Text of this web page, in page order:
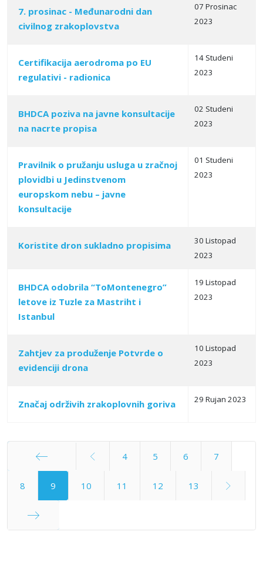
7. prosinac - Međunarodni dan
civilnog zrakoplovstva
07 Prosinac
2023
Certifikacija aerodroma po EU
regulativi - radionica
14 Studeni
2023
BHDCA poziva na javne konsultacije
na nacrte propisa
02 Studeni
2023
Pravilnik o pružanju usluga u zračnoj
plovidbi u Jedinstvenom
europskom nebu – javne
konsultacije
01 Studeni
2023
Koristite dron sukladno propisima
30 Listopad
2023
BHDCA odobrila “ToMontenegro”
letove iz Tuzle za Mastriht i
Istanbul
19 Listopad
2023
Zahtjev za produženje Potvrde o
evidenciji drona
10 Listopad
2023
Značaj održivih zrakoplovnih goriva 29 Rujan 2023
Početak
4 5 6 7
8 9 10 11 12 13